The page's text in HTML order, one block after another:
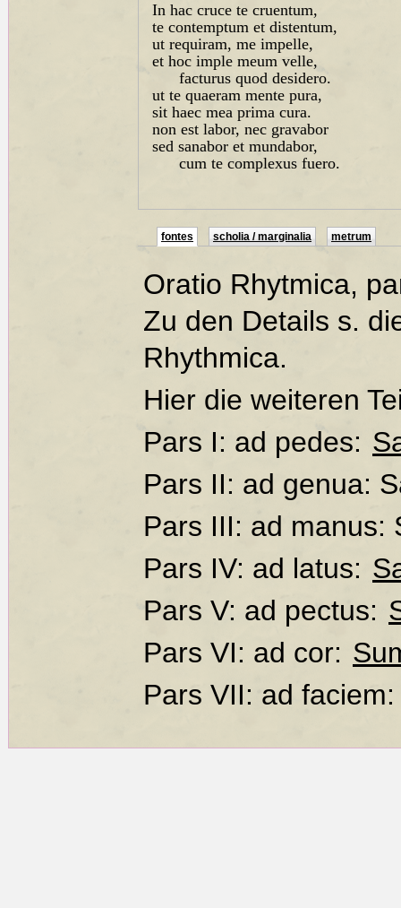
In hac cruce te cruentum,
te contemptum et distentum,
ut requiram, me impelle,
et hoc imple meum velle,
facturus quod desidero.
ut te quaeram mente pura,
sit haec mea prima cura.
non est labor, nec gravabor
sed sanabor et mundabor,
cum te complexus fuero.
fontes scholia / marginalia metrum
Oratio Rhytmica,
Zu den Details s.
Rhythmica.
Hier die weiteren
Pars I: ad pedes:
Pars II: ad genua:
Pars III: ad manus:
Pars IV: ad latus:
Pars V: ad pectus:
Pars VI: ad cor:
Pars VII: ad